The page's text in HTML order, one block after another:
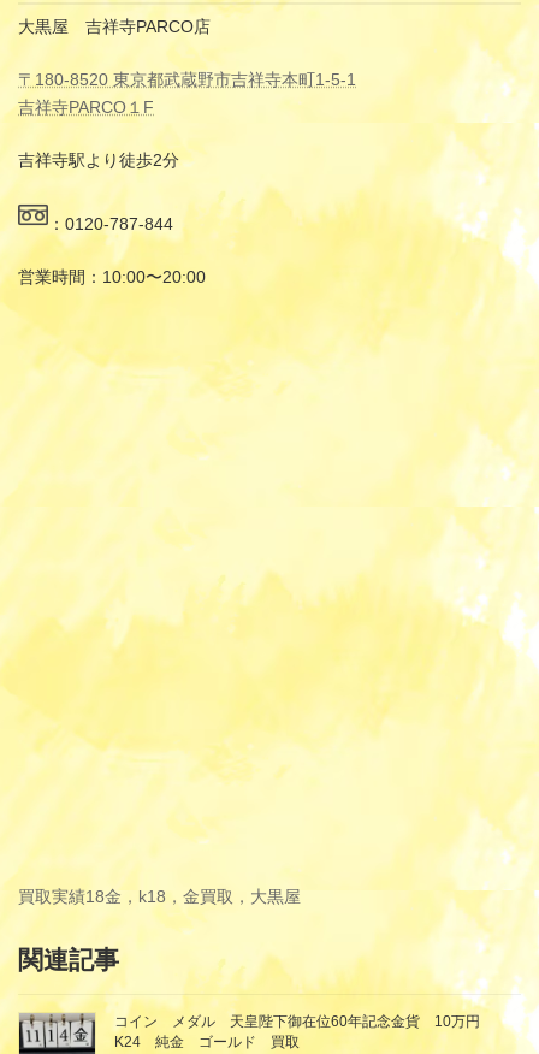
大黒屋 吉祥寺PARCO店
〒180-8520 東京都武蔵野市吉祥寺本町1-5-1
吉祥寺PARCO１F
吉祥寺駅より徒歩2分
：0120-787-844
営業時間：10:00〜20:00
買取実績18金，k18，金買取，大黒屋
関連記事
コイン メダル 天皇陛下御在位60年記念金貨 10万円
K24 純金 ゴールド 買取